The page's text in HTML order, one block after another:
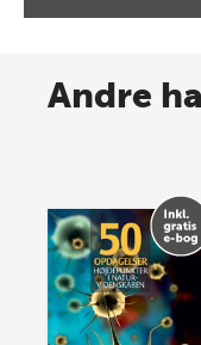
Spar op til
store sommer-
onsdag den 10. j…
Andre